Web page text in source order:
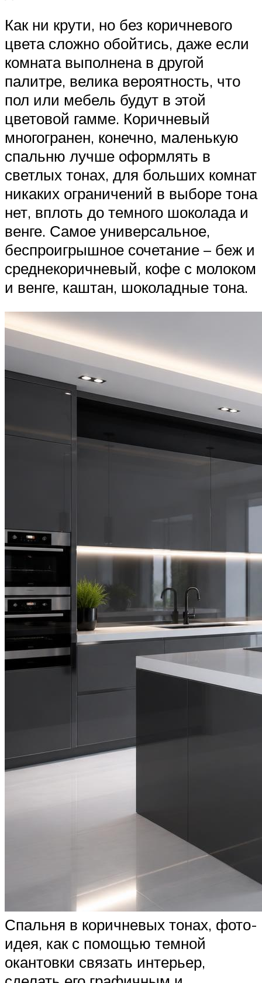
Как ни крути, но без коричневого
цвета сложно обойтись, даже если
комната выполнена в другой
палитре, велика вероятность, что
пол или мебель будут в этой
цветовой гамме. Коричневый
многогранен, конечно, маленькую
спальню лучше оформлять в
светлых тонах, для больших комнат
никаких ограничений в выборе тона
нет, вплоть до темного шоколада и
венге. Самое универсальное,
беспроигрышное сочетание – беж и
среднекоричневый, кофе с молоком
и венге, каштан, шоколадные тона.
Спальня в коричневых тонах, фото-
идея, как с помощью темной
окантовки связать интерьер,